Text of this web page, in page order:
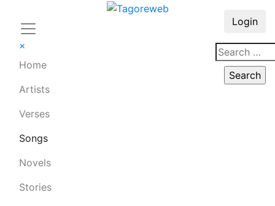
×
Home
Artists
Verses
Songs
Novels
Stories
Login